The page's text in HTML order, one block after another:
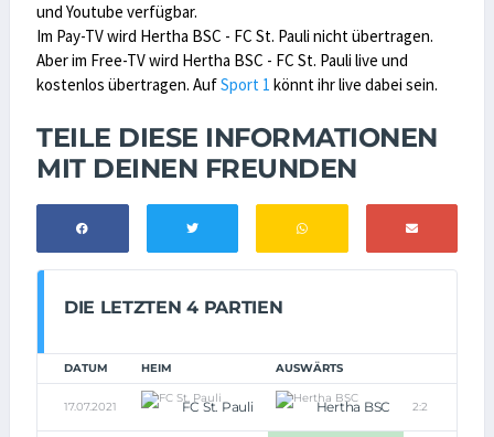
und Youtube verfügbar.
Im Pay-TV wird Hertha BSC - FC St. Pauli nicht übertragen.
Aber im Free-TV wird Hertha BSC - FC St. Pauli live und
kostenlos übertragen. AufSport 1 könnt ihr live dabei sein.
TEILE DIESE INFORMATIONEN
MIT DEINEN FREUNDEN
DIE LETZTEN 4 PARTIEN
DATUM HEIM AUSWÄRTS
17.07.2021 FC St. Pauli Hertha BSC 2:2